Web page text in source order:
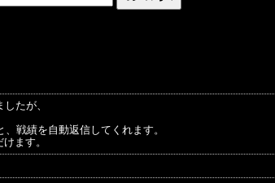
たが、
戦績を自動返信してくれます。
ます。